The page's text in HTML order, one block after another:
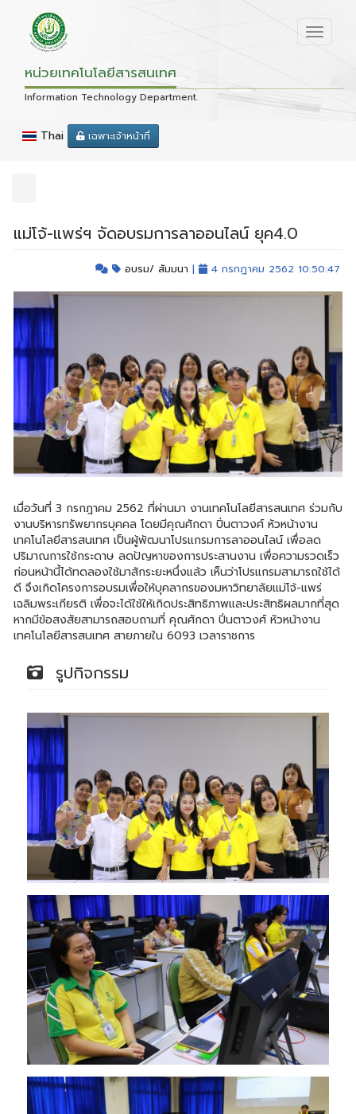
หน่วยเทคโนโลยีสารสนเทศ
Information Technology Department.
Thai เฉพาะเจ้าหน้าที่
แม่โจ้-แพร่ฯ จัดอบรมการลาออนไลน์ ยุค4.0
อบรม/ สัมมนา | 4 กรกฎาคม 2562 10:50:47
เมื่อวันที่ 3 กรกฎาคม 2562 ที่ผ่านมา งานเทคโนโลยีสารสนเทศ ร่วมกับ
งานบริหารทรัพยากรบุคคล โดยมีคุณศักดา ปิ่นตาวงศ์ หัวหน้างาน
เทคโนโลยีสารสนเทศ เป็นผู้พัฒนาโปรแกรมการลาออนไลน์ เพื่อลด
ปริมาณการใช้กระดาษ ลดปัญหาของการประสานงาน เพื่อความรวดเร็ว
ก่อนหน้านี้ได้ทดลองใช้มาสักระยะหนึ่งแล้ว เห็นว่าโปรแกรมสามารถใช้ได้
ดี จึงเกิดโครงการอบรมเพื่อให้บุคลากรของมหาวิทยาลัยแม่โจ้-แพร่
เฉลิมพระเกียรติ เพื่อจะได้ใช้ให้เกิดประสิทธิภาพและประสิทธิผลมากที่สุด
หากมีข้อสงสัยสามารถสอบถามที่ คุณศักดา ปิ่นตาวงศ์ หัวหน้างาน
เทคโนโลยีสารสนเทศ สายภายใน 6093 เวลาราชการ
รูปกิจกรรม